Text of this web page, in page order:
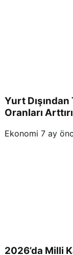
Yurt
Oranları
Ekonomi 7 ay
2026’da Milli